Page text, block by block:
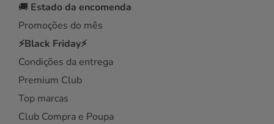
🚚 Estado da encomenda
Promoções do mês
⚡Black Friday⚡
Condições da entrega
Premium Club
Top marcas
Club Compra e Poupa